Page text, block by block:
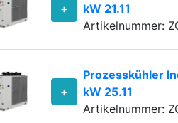
+
kW 21.11
Artikelnummer:
+
Prozesskühler
kW 25.11
Artikelnummer: